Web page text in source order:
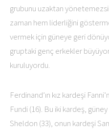
grubunu uzaktan
zaman hem liderliğini
vermek için güneye geri
gruptaki genç erkekler
kuruluyordu.
Ferdinand’ın kız kardeşi
Fundi (16). Bu iki kardeş,
Sheldon (33), onun kardeşi